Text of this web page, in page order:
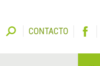
CONTACTO